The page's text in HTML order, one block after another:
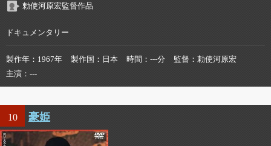
勅使河原宏監督作品
ドキュメンタリー
製作年 1967年 製作国 日本 時間 ---分 監督
勅使河原宏
主演
---
10 豪姫